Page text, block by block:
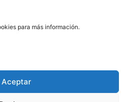
para más información.
Aceptar
Noticias
Legal